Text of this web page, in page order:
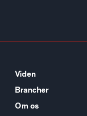
Viden
Brancher
Om os